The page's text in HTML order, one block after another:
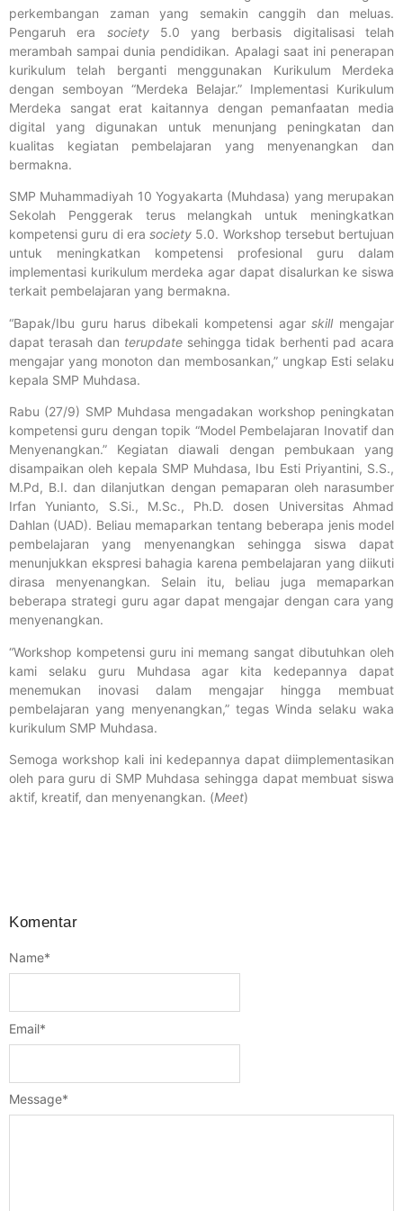
perkembangan zaman yang semakin canggih dan meluas.
Pengaruh era society5.0 yang berbasis digitalisasi telah
merambah sampai dunia pendidikan. Apalagi saat ini penerapan
kurikulum telah berganti menggunakan Kurikulum Merdeka
dengan semboyan “Merdeka Belajar.” Implementasi Kurikulum
Merdeka sangat erat kaitannya dengan pemanfaatan media
digital yang digunakan untuk menunjang peningkatan dan
kualitas kegiatan pembelajaran yang menyenangkan dan
bermakna.
SMP Muhammadiyah 10 Yogyakarta (Muhdasa) yang merupakan
Sekolah Penggerak terus melangkah untuk meningkatkan
kompetensi guru di era society 5.0. Workshop tersebut bertujuan
untuk meningkatkan kompetensi profesional guru dalam
implementasi kurikulum merdeka agar dapat disalurkan ke siswa
terkait pembelajaran yang bermakna.
“Bapak/Ibu guru harus dibekali kompetensi agarskillmengajar
dapat terasah dan terupdate sehingga tidak berhenti pad acara
mengajar yang monoton dan membosankan,” ungkap Esti selaku
kepala SMP Muhdasa.
Rabu (27/9) SMP Muhdasa mengadakan workshop peningkatan
kompetensi guru dengan topik “Model Pembelajaran Inovatif dan
Menyenangkan.” Kegiatan diawali dengan pembukaan yang
disampaikan oleh kepala SMP Muhdasa, Ibu Esti Priyantini, S.S.,
M.Pd, B.I. dan dilanjutkan dengan pemaparan oleh narasumber
Irfan Yunianto, S.Si., M.Sc., Ph.D. dosen Universitas Ahmad
Dahlan (UAD). Beliau memaparkan tentang beberapa jenis model
pembelajaran yang menyenangkan sehingga siswa dapat
menunjukkan ekspresi bahagia karena pembelajaran yang diikuti
dirasa menyenangkan. Selain itu, beliau juga memaparkan
beberapa strategi guru agar dapat mengajar dengan cara yang
menyenangkan.
“Workshop kompetensi guru ini memang sangat dibutuhkan oleh
kami selaku guru Muhdasa agar kita kedepannya dapat
menemukan inovasi dalam mengajar hingga membuat
pembelajaran yang menyenangkan,” tegas Winda selaku waka
kurikulum SMP Muhdasa.
Semoga workshop kali ini kedepannya dapat diimplementasikan
oleh para guru di SMP Muhdasa sehingga dapat membuat siswa
aktif, kreatif, dan menyenangkan. (Meet)
Komentar
Message*
Name*
Email*